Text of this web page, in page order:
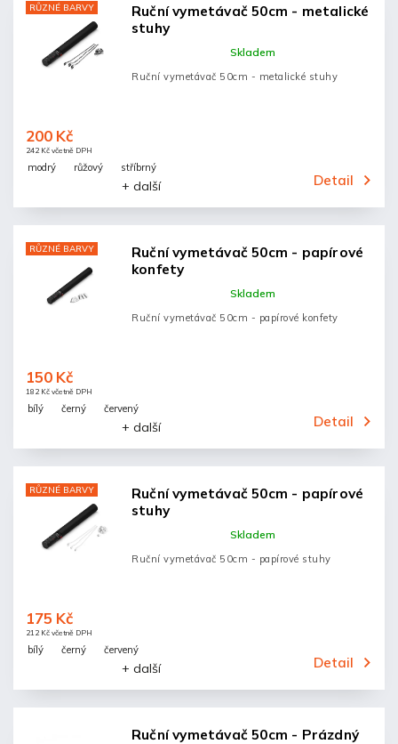
RŮZNÉ BARVY
Ruční vymetávač 50cm - metalické
stuhy
Skladem
242 Kč včetně DPH
200 Kč
Detail
Ruční vymetávač 50cm - metalické stuhy
modrý růžový stříbrný
+ další
RŮZNÉ BARVY
Ruční vymetávač 50cm - papírové
konfety
Skladem
182 Kč včetně DPH
150 Kč
Detail
Ruční vymetávač 50cm - papírové konfety
bílý černý červený
+ další
RŮZNÉ BARVY
Ruční vymetávač 50cm - papírové
stuhy
Skladem
212 Kč včetně DPH
175 Kč
Detail
Ruční vymetávač 50cm - papírové stuhy
bílý černý červený
+ další
Ruční vymetávač 50cm - Prázdný